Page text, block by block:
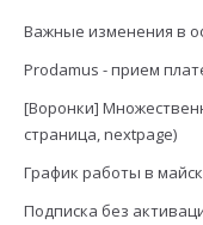
Важные изменения в
Prodamus - прием
[Воронки]
страница, nextpage)
График работы в
Подписка без